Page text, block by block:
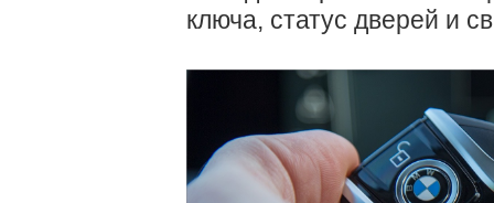
ключа, статус дверей и